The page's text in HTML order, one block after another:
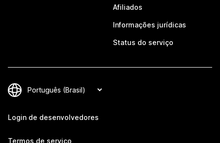
Afiliados
Informações jurídicas
Status do serviço
Login de desenvolvedores
Termos de serviço